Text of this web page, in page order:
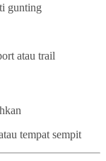
gunting
atau trail
tempat sempit